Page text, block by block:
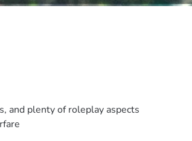
and plenty of roleplay aspects